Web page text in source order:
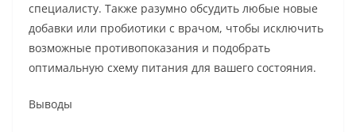
специалисту. Также разумно обсудить любые новые
добавки или пробиотики с врачом, чтобы исключить
возможные противопоказания и подобрать
оптимальную схему питания для вашего состояния.
Выводы